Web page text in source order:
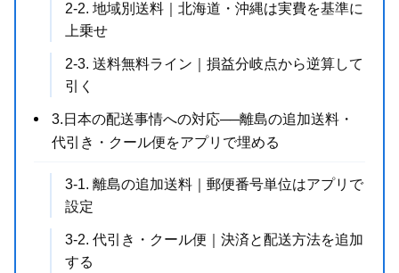
2-2. 地域別送料｜北海道・沖縄は実費を基準に
上乗せ
2-3. 送料無料ライン｜損益分岐点から逆算して
引く
3.日本の配送事情への対応──離島の追加送料・
代引き・クール便をアプリで埋める
3-1. 離島の追加送料｜郵便番号単位はアプリで
設定
3-2. 代引き・クール便｜決済と配送方法を追加
する